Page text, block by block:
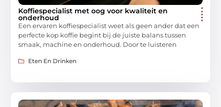
Koffiespecialist met oog voor kwaliteit en
onderhoud
Een ervaren koffiespecialist weet als geen ander dat een
perfecte kop koffie begint bij de juiste balans tussen
smaak, machine en onderhoud. Door te luisteren
Eten En Drinken